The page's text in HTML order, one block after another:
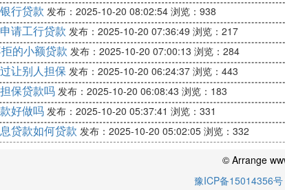
：在双方均同意的情况下，可以延迟交易时间，
，需明确约定相关责任。
解决
法就解决方案达成一致，可通过法律途径解决争
况再次发生，建议在二手房交易前，买方应提前
不下来的处理方式，以减少后续纠纷。
手房交易已过户后买方贷款办不下来时，双方应
行贷款 发布：2025-10-20 08:02:54 浏览：938
请工行贷款 发布：2025-10-20 07:36:49 浏览：217
的小额贷款 发布：2025-10-20 07:00:13 浏览：284
让别人担保 发布：2025-10-20 06:24:37 浏览：443
保贷款吗 发布：2025-10-20 06:08:43 浏览：183
好做吗 发布：2025-10-20 05:37:41 浏览：331
贷款如何贷款 发布：2025-10-20 05:02:05 浏览：332
© Arrange
豫ICP备15014356号